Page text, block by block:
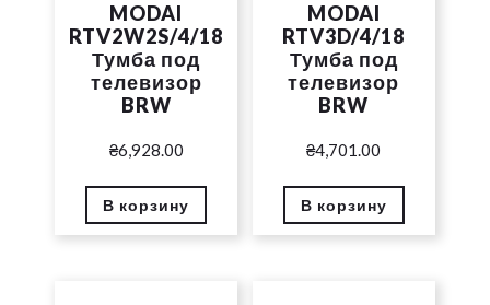
MODAI
RTV2W2S/4/18
Тумба под
телевизор
BRW
₴6,928.00
В корзину
MODAI
RTV3D/4/18
Тумба под
телевизор
BRW
₴4,701.00
В корзину